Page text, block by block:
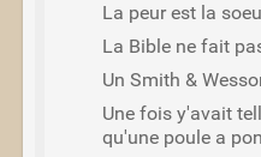
La peur est la
La Bible ne fait
Un Smith &
Une fois y'avait
qu'une poule a